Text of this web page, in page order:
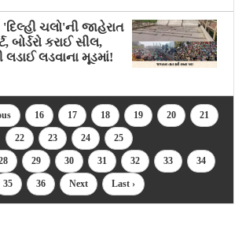
ચલો'ની જાહેરાત
બોર્ડરો કરાઈ સીલ,
લડવાના મૂડમાં!
16 17 18 19 20 21
22 23 24 25
29 30 31 32 33 34
35 36 Next Last ›